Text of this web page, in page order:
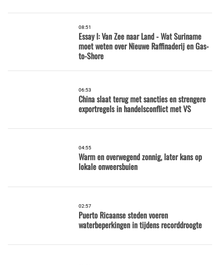
08:51
Essay I: Van Zee naar Land - Wat Suriname
moet weten over Nieuwe Raffinaderij en Gas-
to-Shore
06:53
China slaat terug met sancties en strengere
exportregels in handelsconflict met VS
04:55
Warm en overwegend zonnig, later kans op
lokale onweersbuien
02:57
Puerto Ricaanse steden voeren
waterbeperkingen in tijdens recorddroogte